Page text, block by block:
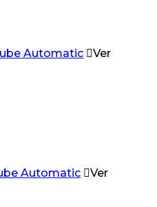
Ver
Ver